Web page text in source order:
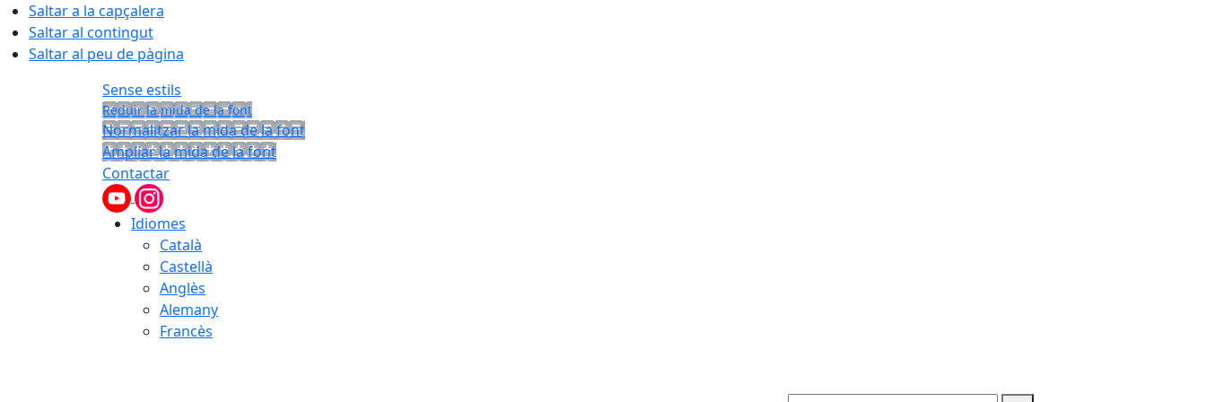
Saltar a la capçalera
Saltar al contingut
Saltar al peu de pàgina
Sense estils
Reduir la mida de la font
Normalitzar la mida de la font
Ampliar la mida de la font
Contactar
Idiomes
Català
Castellà
Anglès
Alemany
Francès